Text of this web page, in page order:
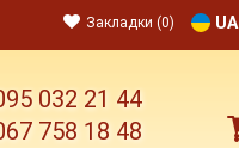
UA
Закладки (0)
032 21 44
758 18 48